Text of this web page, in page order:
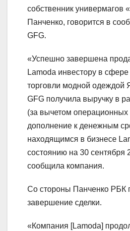
собственник универмагов
Панченко, говорится в
GFG.
«Успешно завершена
Lamoda инвестору в
торговли модной одеждой
GFG получила выручку в
(за вычетом операционных
дополнение к денежным
находящимся в бизнесе
состоянию на 30 сентября
сообщила компания.
Со стороны Панченко РБК
завершение сделки.
«Компания [Lamoda]